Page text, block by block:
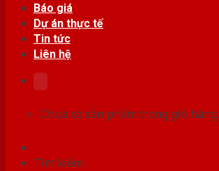
Báo giá
Dự án thực tế
Tin tức
Liên hệ
Chưa có sản phẩm trong giỏ hàng.
Tìm kiếm: